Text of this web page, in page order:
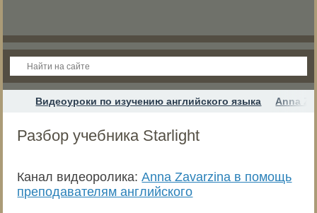
Видеоуроки по изучению английского языка Anna
Разбор учебника Starlight
Канал видеоролика:Anna Zavarzina в помощь
преподавателям английского